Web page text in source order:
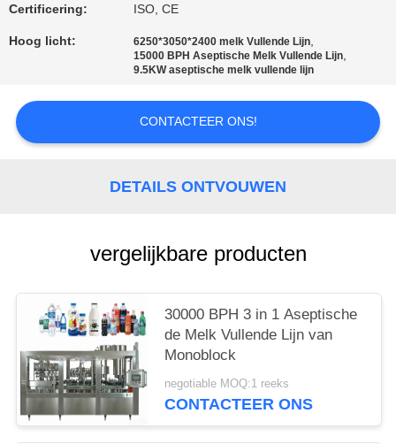
Certificering: ISO, CE
Hoog licht: 6250*3050*2400 melk Vullende Lijn,
15000 BPH Aseptische Melk Vullende Lijn,
9.5KW aseptische melk vullende lijn
CONTACTEER ONS!
DETAILS ONTVOUWEN
vergelijkbare producten
30000 BPH 3 in 1 Aseptische
de Melk Vullende Lijn van
Monoblock
negotiable MOQ:1 reeks
CONTACTEER ONS